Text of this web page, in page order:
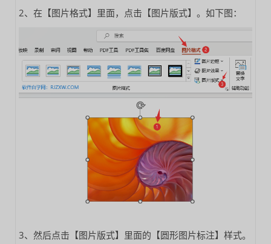
2、在【图片格式】里面，点击【图片版式】。如下图：
3、然后点击【图片版式】里面的【圆形图片标注】样式。